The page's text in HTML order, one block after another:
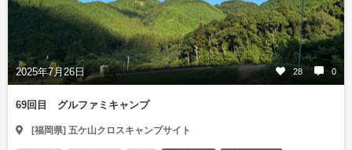
2025年7月26日 28 0
69回目 グルファミキャンプ
[福岡県] 五ケ山クロスキャンプサイト